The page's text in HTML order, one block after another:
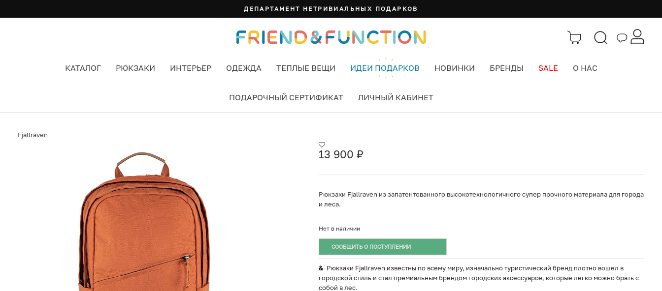
ДЕПАРТАМЕНТ НЕТРИВИАЛЬНЫХ ПОДАРКОВ
КАТАЛОГ РЮКЗАКИ ИНТЕРЬЕР ОДЕЖДА ТЕПЛЫЕ ВЕЩИ ИДЕИ ПОДАРКОВ НОВИНКИ БРЕНДЫ SALE О НАС
ПОДАРОЧНЫЙ СЕРТИФИКАТ ЛИЧНЫЙ КАБИНЕТ
Fjallraven
13 900 ₽
Рюкзаки Fjallraven из запатентованного высокотехнологичного супер прочного материала для города
и леса.
Нет в наличии
СООБЩИТЬ О ПОСТУПЛЕНИИ
Рюкзаки Fjallraven известны по всему миру, изначально туристический бренд плотно вошел в
городской стиль и стал премиальным брендом городских аксессуаров, которые легко можно брать с
собой в лес.